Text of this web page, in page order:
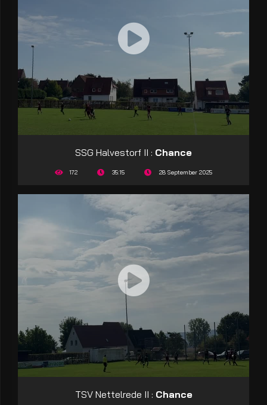
SSG Halvestorf II : Chance
172 35:15 28 September 2025
TSV Nettelrede II : Chance